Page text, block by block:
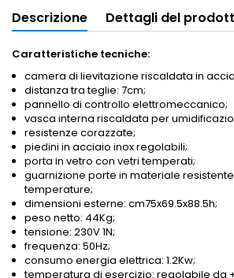
Descrizione Dettagli del
Caratteristiche tecniche:
camera di lievitazione riscaldata in
distanza tra teglie: 7cm;
pannello di controllo elettromeccanico;
vasca interna riscaldata per
resistenze corazzate;
piedini in acciaio inox regolabili;
porta in vetro con vetri temperati;
guarnizione porte in materiale
temperature;
dimensioni esterne: cm75x69.5x88.5h;
peso netto: 44Kg;
tensione: 230V 1N;
frequenza: 50Hz;
consumo energia elettrica: 1.2Kw;
temperatura di esercizio: regolabile da